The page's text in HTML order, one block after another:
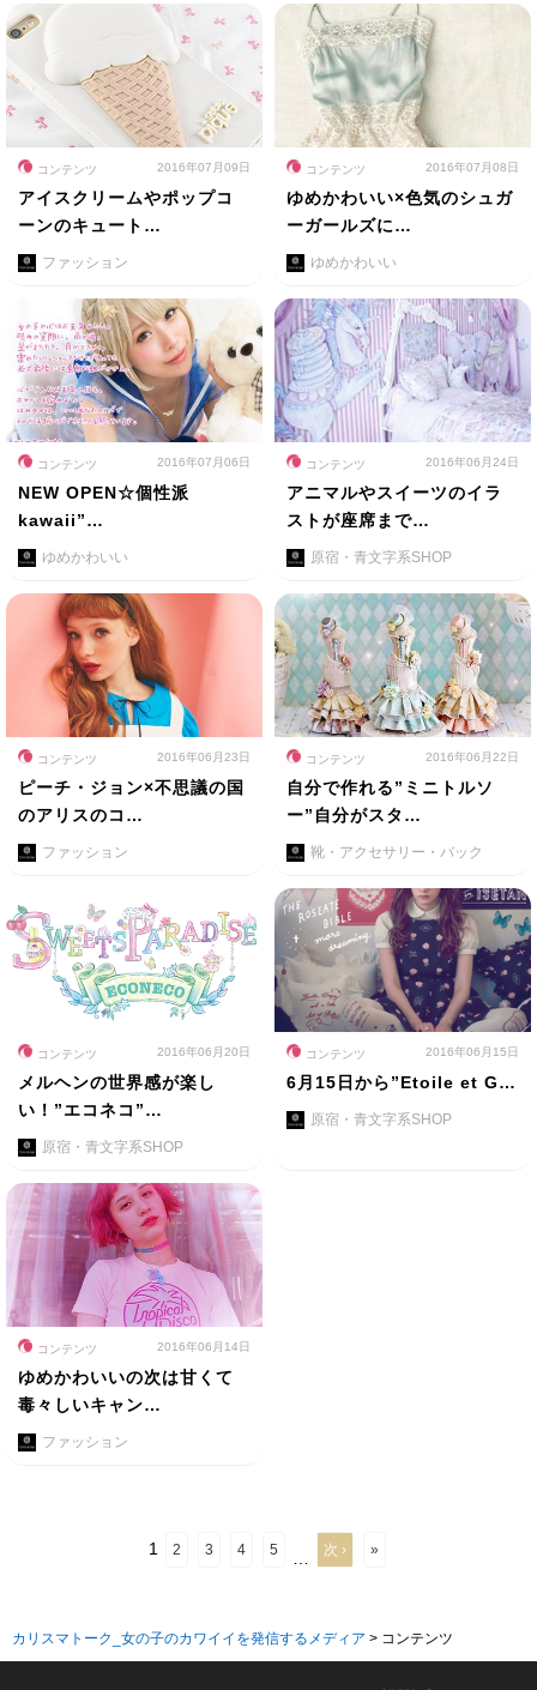
コンテンツ 2016年07月09日
アイスクリームやポップコ
ーンのキュート…
ファッション
コンテンツ 2016年07月08日
ゆめかわいい×色気のシュガ
ーガールズに…
ゆめかわいい
コンテンツ 2016年07月06日
NEW OPEN☆個性派
kawaii”…
ゆめかわいい
コンテンツ 2016年06月24日
アニマルやスイーツのイラ
ストが座席まで…
原宿・青文字系SHOP
コンテンツ 2016年06月23日
ピーチ・ジョン×不思議の国
のアリスのコ…
ファッション
コンテンツ 2016年06月22日
自分で作れる”ミニトルソ
ー”自分がスタ…
靴・アクセサリー・バック
コンテンツ 2016年06月20日
メルヘンの世界感が楽し
い！”エコネコ”…
原宿・青文字系SHOP
コンテンツ 2016年06月15日
6月15日から”Etoile et G…
原宿・青文字系SHOP
コンテンツ 2016年06月14日
ゆめかわいいの次は甘くて
毒々しいキャン…
ファッション
1 2 3 4 5 次 › »
カリスマトーク_女の子のカワイイを発信するメディア > コンテンツ